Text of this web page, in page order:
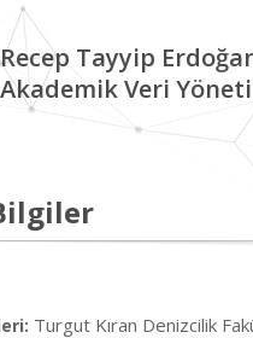
Recep Tayyip
Akademik Veri
Turgut Kıran Denizcilik